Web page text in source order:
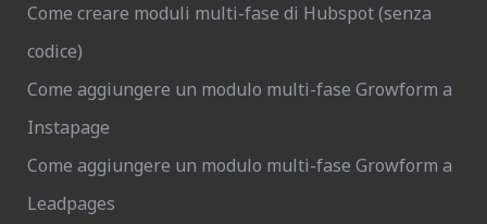
Come creare moduli multi-fase di Hubspot (senza
codice)
Come aggiungere un modulo multi-fase Growform a
Instapage
Come aggiungere un modulo multi-fase Growform a
Leadpages